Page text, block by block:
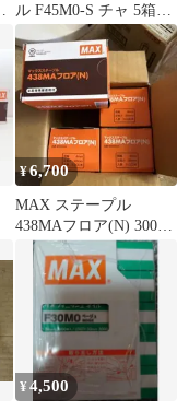
ル F45M0-S チャ 5箱セ
¥6,700
MAX ステープル
438MAフロア(N) 3000
本入り 4箱セット
¥4,500